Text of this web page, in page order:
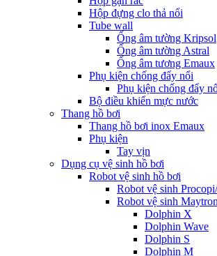
Hộp đựng clo thả nổi
Tube wall
Ống âm tường Kripsol
Ống âm tường Astral
Ống âm tương Emaux
Phụ kiện chống đẩy nổi
Phụ kiện chống đẩy
Bộ điều khiển mực nước
Thang hồ bơi
Thang hồ bơi inox Emaux
Phụ kiện
Tay vịn
Dụng cụ vệ sinh hồ bơi
Robot vệ sinh hồ bơi
Robot vệ sinh
Robot vệ sinh
Dolphin X
Dolphin Wave
Dolphin S
Dolphin M